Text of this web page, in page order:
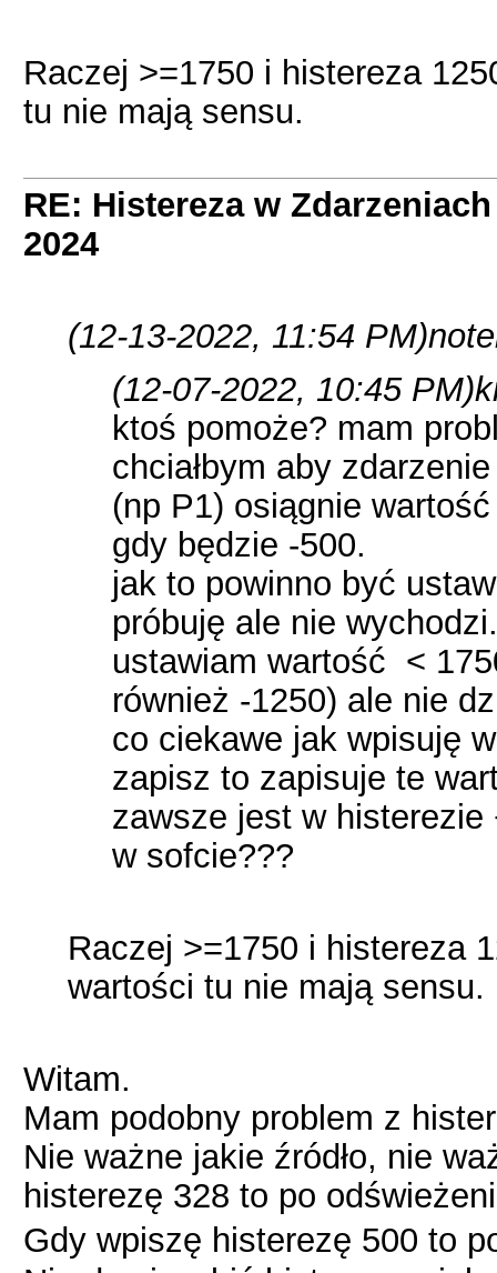
Raczej >=1750 i histereza
tu nie mają sensu.
RE: Histereza w
2024
(12-13-2022, 11:54 PM)
(12-07-2022, 10:45 PM)
ktoś pomoże? mam
chciałbym aby
(np P1) osiągnie
gdy będzie -500.
jak to powinno być
próbuję ale nie wychodzi.
ustawiam wartość <
również -1250) ale nie
co ciekawe jak wpisuję
zapisz to zapisuje te
zawsze jest w
w sofcie???
Raczej >=1750 i histereza
wartości tu nie mają sensu.
Witam.
Mam podobny problem z
Nie ważne jakie źródło, nie
histerezę 328 to po
Gdy wpiszę histerezę 500 to